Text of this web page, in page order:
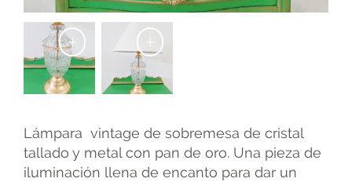
+ +
Lámpara vintage de sobremesa de cristal
tallado y metal con pan de oro. Una pieza de
iluminación llena de encanto para dar un